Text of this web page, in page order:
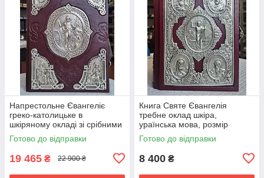
Напрестольне Євангеліє
греко-католицьке в
шкіряному окладі зі срібними
накладками, 26×38 см
Готово до відправки
19 465 ₴ 22 900 ₴
Книга Святе Євангелія
требне оклад шкіра,
ураїнська мова, розмір
книги15*20,накладка
сріблення,крупний шрифт
Готово до відправки
8 400 ₴